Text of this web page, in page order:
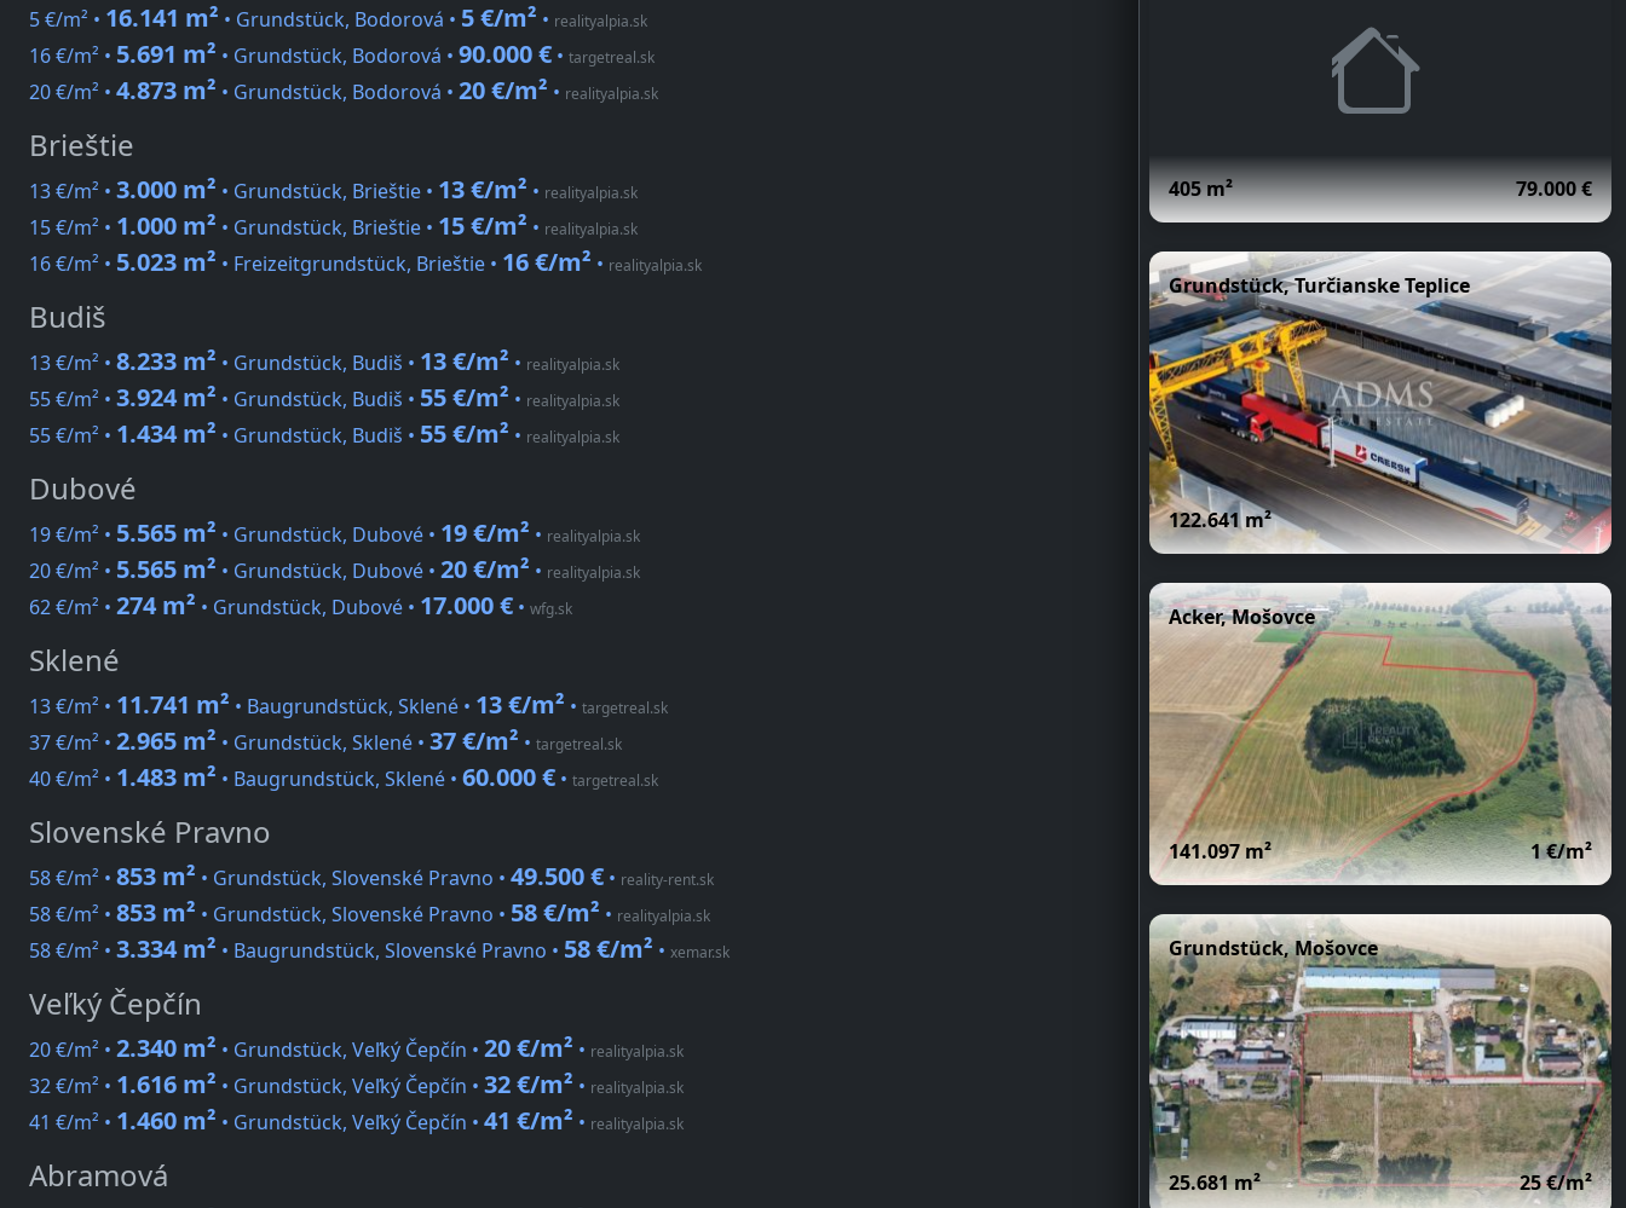
5 €/m² • 16.141 m² • Grundstück, Bodorová • 5 €/m² • realityalpia.sk
16 €/m² • 5.691 m² • Grundstück, Bodorová • 90.000 € • targetreal.sk
20 €/m² • 4.873 m² • Grundstück, Bodorová • 20 €/m² • realityalpia.sk
Brieštie
13 €/m² • 3.000 m² • Grundstück, Brieštie • 13 €/m² • realityalpia.sk
15 €/m² • 1.000 m² • Grundstück, Brieštie • 15 €/m² • realityalpia.sk
16 €/m² • 5.023 m² • Freizeitgrundstück, Brieštie • 16 €/m² • realityalpia.sk
Budiš
13 €/m² • 8.233 m² • Grundstück, Budiš • 13 €/m² • realityalpia.sk
55 €/m² • 3.924 m² • Grundstück, Budiš • 55 €/m² • realityalpia.sk
55 €/m² • 1.434 m² • Grundstück, Budiš • 55 €/m² • realityalpia.sk
Dubové
19 €/m² • 5.565 m² • Grundstück, Dubové • 19 €/m² • realityalpia.sk
20 €/m² • 5.565 m² • Grundstück, Dubové • 20 €/m² • realityalpia.sk
62 €/m² • 274 m² • Grundstück, Dubové • 17.000 € • wfg.sk
Sklené
13 €/m² • 11.741 m² • Baugrundstück, Sklené • 13 €/m² • targetreal.sk
37 €/m² • 2.965 m² • Grundstück, Sklené • 37 €/m² • targetreal.sk
40 €/m² • 1.483 m² • Baugrundstück, Sklené • 60.000 € • targetreal.sk
Slovenské Pravno
58 €/m² • 853 m² • Grundstück, Slovenské Pravno • 49.500 € • reality-rent.sk
58 €/m² • 853 m² • Grundstück, Slovenské Pravno • 58 €/m² • realityalpia.sk
58 €/m² • 3.334 m² • Baugrundstück, Slovenské Pravno • 58 €/m² • xemar.sk
Veľký Čepčín
20 €/m² • 2.340 m² • Grundstück, Veľký Čepčín • 20 €/m² • realityalpia.sk
32 €/m² • 1.616 m² • Grundstück, Veľký Čepčín • 32 €/m² • realityalpia.sk
41 €/m² • 1.460 m² • Grundstück, Veľký Čepčín • 41 €/m² • realityalpia.sk
Abramová